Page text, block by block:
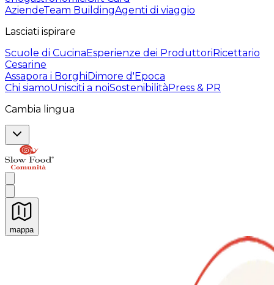
AziendeTeam BuildingAgenti di viaggio
Lasciati ispirare
Scuole di CucinaEsperienze dei ProduttoriRicettario
Cesarine
Assapora i BorghiDimore d'Epoca
Chi siamoUnisciti a noiSostenibilitàPress & PR
Cambia lingua
mappa
Esperienze culinarie indimenticabili: Esperienze